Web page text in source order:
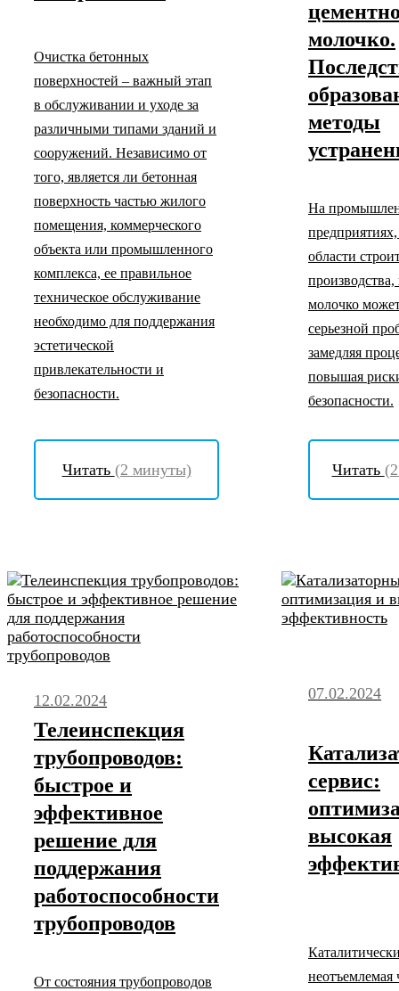
Очистка бетонных
поверхностей – важный этап
в обслуживании и уходе за
различными типами зданий и
сооружений. Независимо от
того, является ли бетонная
поверхность частью жилого
помещения, коммерческого
объекта или промышленного
комплекса, ее правильное
техническое обслуживание
необходимо для поддержания
эстетической
привлекательности и
безопасности.
Читать (2 минуты)
молочко.
методы
На
области
молочко
серьезной
замедляя
повышая
безопасности.
Читать
12.02.2024
Телеинспекция
трубопроводов:
быстрое и
эффективное
решение для
поддержания
работоспособности
трубопроводов
От состояния трубопроводов
07.02.2024
сервис:
высокая
неотъемлемая